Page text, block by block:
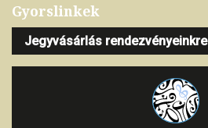
Gyorslinkek
Jegyvásárlás rendezvényeinkre